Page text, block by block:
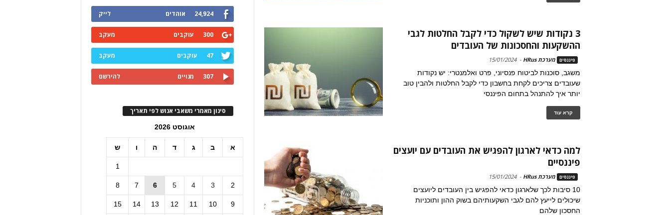
3 נקודות שיש לשקול כדי לקבל החלטות לגבי
ההשקעות והחסכונות של העובדים
פיננסים מערכת HRus -
15/01/2024
משגב, סוכנות לביטוח פנסיוני, פרט ואלמנטרי: יש נקודות
שעובדים צריכים לקחת בחשבון כדי לקבל החלטות ולהבין טוב
יותר איך להתנהל בתחום הפיננסי
קרא עוד
למה כדאי לארגון להפגיש את העובדים עם יועצים
פיננסיים
פיננסים מערכת HRus -
15/01/2024
10 סיבות לכך שלארגון כדאי להפגיש בין העובדים ליועצים
שיכולים לייעץ להם לגבי השקעותיהם בשוק ההון ותוכניות
החסכון שלהם
24,924 אוהדים לייק
300 עוקבים מעקב
47 עוקבים מעקב
307 מנויים להירשם
סינון מאמרי משאבי אנוש לפי תאריך
אוגוסט 2026
א ב ג ד ה ו ש
1
2
3
4
5
6
7
8
9
10
11
12
13
14
15